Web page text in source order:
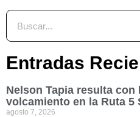
Entradas
Nelson Tapia resulta
volcamiento en la Ruta 5
agosto 7, 2026